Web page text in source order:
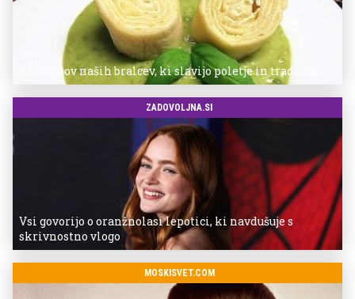
7 receptov naših bralcev, ki slavijo poletje in tradicijo
ZADOVOLJNA.SI
Vsi govorijo o oranžnolasi lepotici, ki navdušuje s
skrivnostno vlogo
MOSKISVET.COM